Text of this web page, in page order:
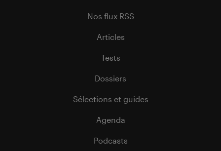
Nos flux RSS
Articles
Tests
Dossiers
Sélections et guides
Agenda
Podcasts